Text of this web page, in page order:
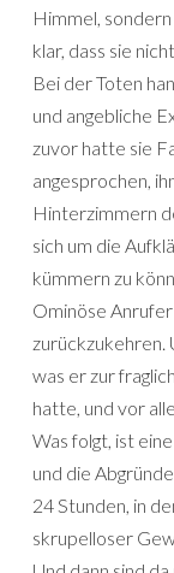
Himmel,
klar, dass sie
Bei der Toten
und angebliche
zuvor hatte sie
angesprochen,
Hinterzimmern
sich um die
kümmern zu
Ominöse
zurückzukehren.
was er zur
hatte, und vor
Was folgt, ist
und die
24 Stunden, in
skrupelloser